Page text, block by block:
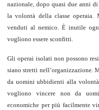
nazionale, dopo quasi due anni
la volontà della classe
venduti al nemico. È inutile
vogliono essere sconfitti.
Gli operai isolati non possono
siano stretti nell’organizzazione.
da uomini ubbidienti alla
vogliono vincere non da
economiche per più facilmente